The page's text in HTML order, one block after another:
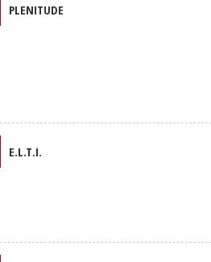
PLENITUDE
E.L.T.I.